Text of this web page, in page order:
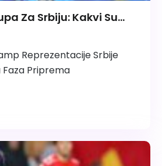
Za Srbiju: Kakvi Su
Zvezde I Partizana?
Reprezentacije Srbije
Faza Priprema